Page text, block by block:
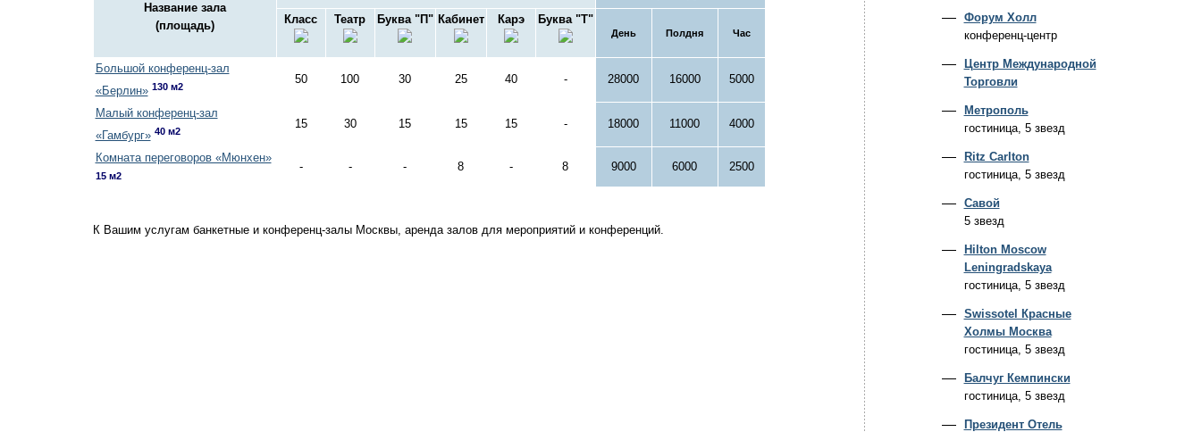
Название зала
(площадь)
Класс
Театр Буква "П" Кабинет Карэ Буква "Т"
День Полдня Час
Большой конференц-зал
«Берлин» 130 м2
50 100 30 25 40 - 28000 16000 5000
Малый конференц-зал
«Гамбург» 40 м2
15 30 15 15 15 - 18000 11000 4000
Комната переговоров «Мюнхен»
15 м2
- - - 8 - 8 9000 6000 2500
К Вашим услугам банкетные и конференц-залы Москвы, аренда залов для мероприятий и конференций.
Форум Холл
конференц-центр
Центр Международной
Торговли
Метрополь
гостиница, 5 звезд
Ritz Carlton
гостиница, 5 звезд
Савой
5 звезд
Hilton Moscow
Leningradskaya
гостиница, 5 звезд
Swissotel Красные
Холмы Москва
гостиница, 5 звезд
Балчуг Кемпински
гостиница, 5 звезд
Президент Отель